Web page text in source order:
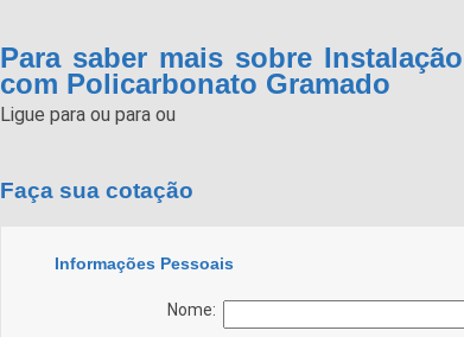
Para saber mais sobre
com Policarbonato Gramado
Ligue para ou para ou
Faça sua cotação
Informações Pessoais
Nome: